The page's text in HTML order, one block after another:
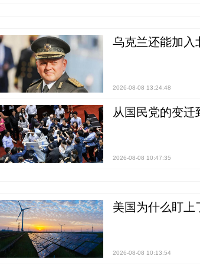
乌克兰还能加入
2026-08-08 13:24:48
从国民党的变迁
2026-08-08 10:47:35
美国为什么盯上
2026-08-08 10:13:54